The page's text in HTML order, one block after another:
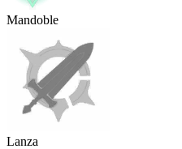
Mandoble
Lanza